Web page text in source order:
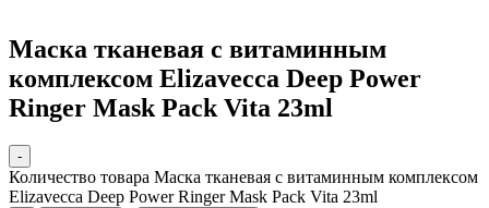
Маска тканевая с витаминным
комплексом Elizavecca Deep Power
Ringer Mask Pack Vita 23ml
-
Количество товара Маска тканевая с витаминным комплексом
Elizavecca Deep Power Ringer Mask Pack Vita 23ml